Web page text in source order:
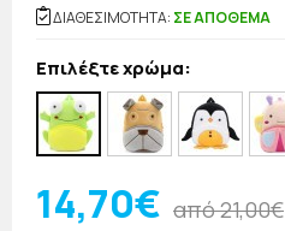
ΔΙΑΘΕΣΙΜΟΤΗΤΑ: ΣΕ ΑΠΟΘΕΜΑ
Επιλέξτε χρώμα:
14,70€ από 21,00€